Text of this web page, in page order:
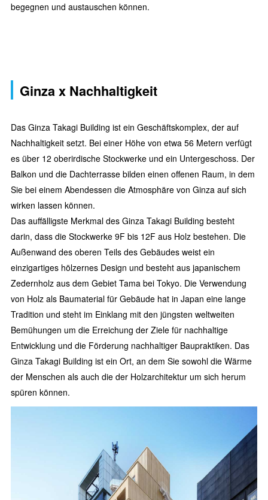
begegnen und austauschen können.
Ginza x Nachhaltigkeit
Das Ginza Takagi Building ist ein Geschäftskomplex, der auf
Nachhaltigkeit setzt. Bei einer Höhe von etwa 56 Metern verfügt
es über 12 oberirdische Stockwerke und ein Untergeschoss. Der
Balkon und die Dachterrasse bilden einen offenen Raum, in dem
Sie bei einem Abendessen die Atmosphäre von Ginza auf sich
wirken lassen können.
Das auffälligste Merkmal des Ginza Takagi Building besteht
darin, dass die Stockwerke 9F bis 12F aus Holz bestehen. Die
Außenwand des oberen Teils des Gebäudes weist ein
einzigartiges hölzernes Design und besteht aus japanischem
Zedernholz aus dem Gebiet Tama bei Tokyo. Die Verwendung
von Holz als Baumaterial für Gebäude hat in Japan eine lange
Tradition und steht im Einklang mit den jüngsten weltweiten
Bemühungen um die Erreichung der Ziele für nachhaltige
Entwicklung und die Förderung nachhaltiger Baupraktiken. Das
Ginza Takagi Building ist ein Ort, an dem Sie sowohl die Wärme
der Menschen als auch die der Holzarchitektur um sich herum
spüren können.